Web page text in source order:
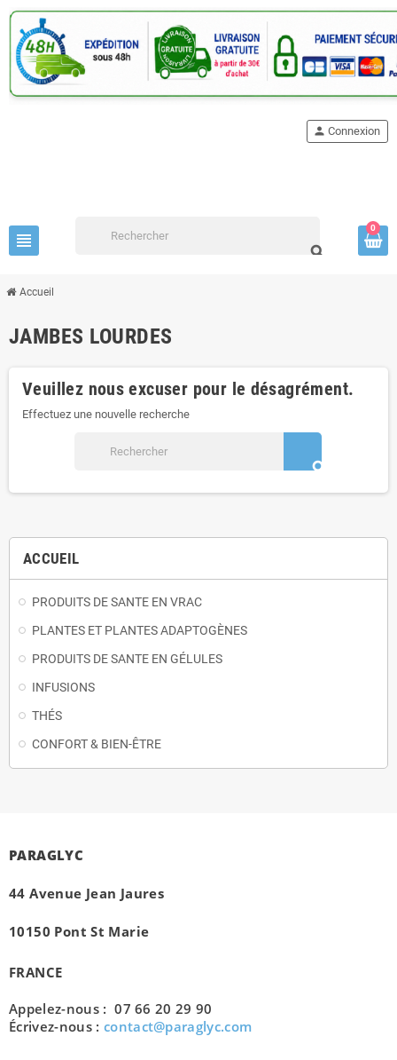
view_headline
search
person Connexion
0
Accueil
ACCUEIL
PRODUITS DE SANTE EN VRAC
PLANTES ET PLANTES ADAPTOGÈNES
PRODUITS DE SANTE EN GÉLULES
INFUSIONS
THÉS
CONFORT & BIEN-ÊTRE
JAMBES LOURDES
Veuillez nous excuser pour le désagrément.
Effectuez une nouvelle recherche
search
PARAGLYC
44 Avenue Jean Jaures
10150 Pont St Marie
FRANCE
Appelez-nous : 07 66 20 29 90
Écrivez-nous : contact@paraglyc.com